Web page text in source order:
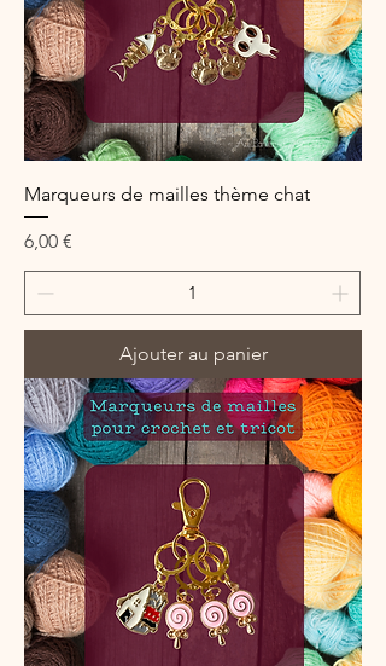
Marqueurs de mailles thème chat
Prix
6,00 €
Ajouter au panier